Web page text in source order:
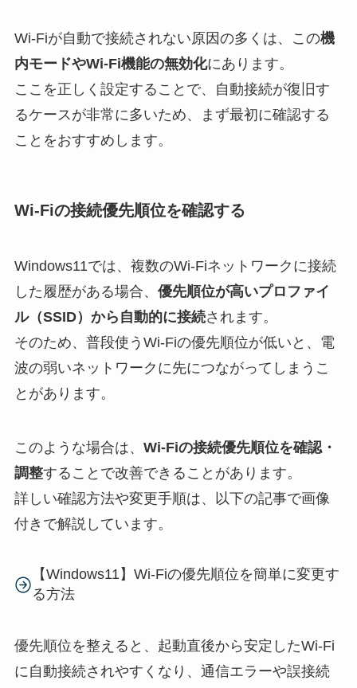
Wi-Fiが自動で接続されない原因の多くは、この機
内モードやWi-Fi機能の無効化にあります。
ここを正しく設定することで、自動接続が復旧す
るケースが非常に多いため、まず最初に確認する
ことをおすすめします。
Wi-Fiの接続優先順位を確認する
Windows11では、複数のWi-Fiネットワークに接続
した履歴がある場合、 優先順位が高いプロファイ
ル（SSID）から自動的に接続されます。
そのため、普段使うWi-Fiの優先順位が低いと、電
波の弱いネットワークに先につながってしまうこ
とがあります。
このような場合は、 Wi-Fiの接続優先順位を確認・
調整することで改善できることがあります。
詳しい確認方法や変更手順は、以下の記事で画像
付きで解説しています。
【Windows11】Wi-Fiの優先順位を簡単に変更す
る方法
優先順位を整えると、起動直後から安定したWi-Fi
に自動接続されやすくなり、通信エラーや誤接続